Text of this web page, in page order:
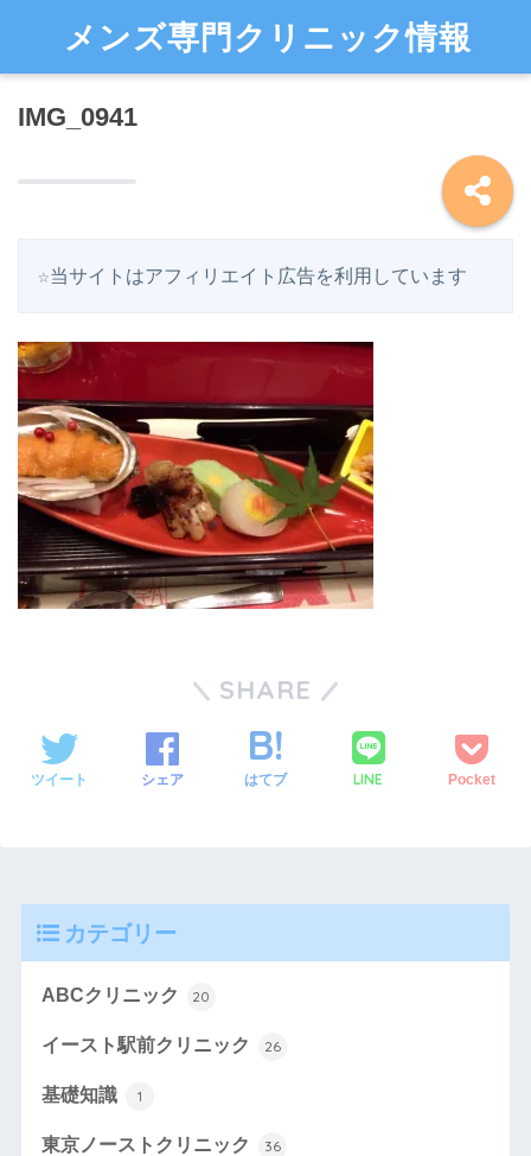
メンズ専門クリニック情報
IMG_0941
☆当サイトはアフィリエイト広告を利用しています
SHARE
ツイート シェア はてブ LINE Pocket
カテゴリー
ABCクリニック 20
イースト駅前クリニック 26
基礎知識 1
東京ノーストクリニック 36